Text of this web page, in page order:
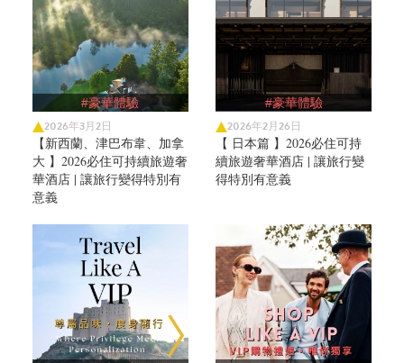
#豪華體驗
2026年3月2日
【新西蘭、津巴布韋、加拿
大 】2026必住可持續旅遊奢
華酒店 | 讓旅行變得特別有
意義
#豪華體驗
2026年2月26日
【 日本篇 】2026必住可持
續旅遊奢華酒店 | 讓旅行變
得特別有意義